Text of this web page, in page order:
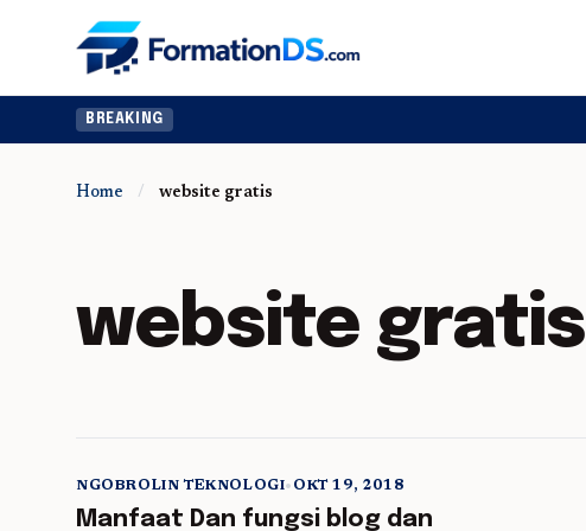
BREAKING
Home / website gratis
website gratis
NGOBROLIN TEKNOLOGI• OKT 19, 2018
Manfaat Dan fungsi blog dan